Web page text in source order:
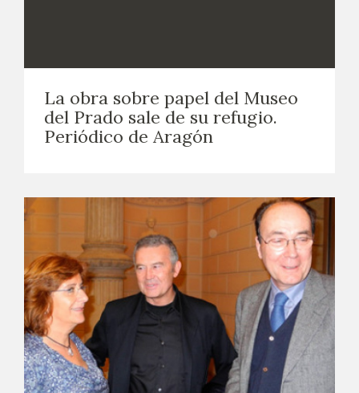
La obra sobre papel del Museo
del Prado sale de su refugio.
Periódico de Aragón